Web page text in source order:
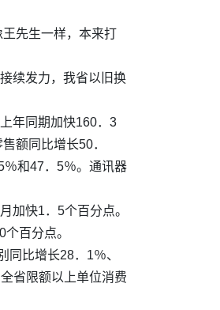
先生一样，本来打
续发力，我省以旧换
年同期加快160．3
额同比增长50．
和47．5％。通讯器
加快1．5个百分点。
百分点。
比增长28．1％、
省限额以上单位消费